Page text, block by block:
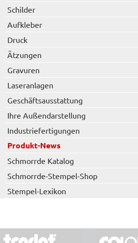
Schilder
Aufkleber
Druck
Ätzungen
Gravuren
Laseranlagen
Geschäftsausstattung
Ihre Außendarstellung
Industriefertigungen
Produkt-News
Schmorrde Katalog
Schmorrde-Stempel-Shop
Stempel-Lexikon